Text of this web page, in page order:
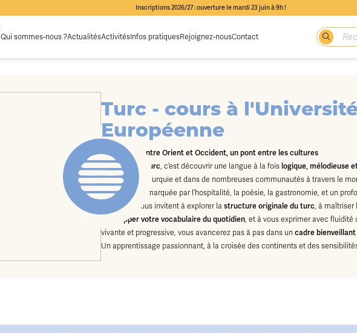
Inscriptions 2026/27 : ouverture le mardi 23 juin à 9h !
Qui sommes-nous ?ActualitésActivitésInfos pratiquesRejoignez-nousContact
Turc - cours à
Européenne
Une langue entre Orient et Occident, un pont entre les cultures
Apprendre le
turc, c’est découvrir une langue à la fois logique, mélodieuse
personnes en Turquie et dans de nombreuses communautés à travers le
chaleureuse
, marquée par l’hospitalité, la poésie, la gastronomie, et un
Nos cours vous invitent à explorer la structure originale du turc, à maîtriser
développer votre vocabulaire du quotidien, et à vous exprimer avec fluidité
vivante et progressive, vous avancerez pas à pas dans un cadre
Un apprentissage passionnant, à la croisée des continents et des